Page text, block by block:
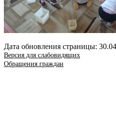
Дата обновления страницы:
Версия для слабовидящих
Обращения граждан